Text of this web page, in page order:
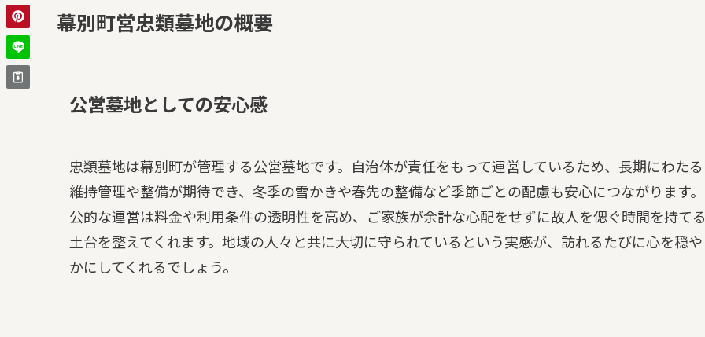
幕別町営忠類墓地の概要
公営墓地としての安心感
忠類墓地は幕別町が管理する公営墓地です。自治体が責任をもって運営しているため、長期にわたる
維持管理や整備が期待でき、冬季の雪かきや春先の整備など季節ごとの配慮も安心につながります。
公的な運営は料金や利用条件の透明性を高め、ご家族が余計な心配をせずに故人を偲ぐ時間を持てる
土台を整えてくれます。地域の人々と共に大切に守られているという実感が、訪れるたびに心を穏や
かにしてくれるでしょう。